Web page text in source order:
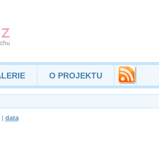
O PROJEKTU
| data